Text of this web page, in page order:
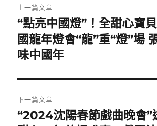
章
導
覽
上一篇文章
上
一
篇
章:
“點亮中國燈”！全甜心寶
國龍年燈會“龍”重“燈”場
味中國年
下一篇文章
下
“2024沈陽春節戲曲晚會”